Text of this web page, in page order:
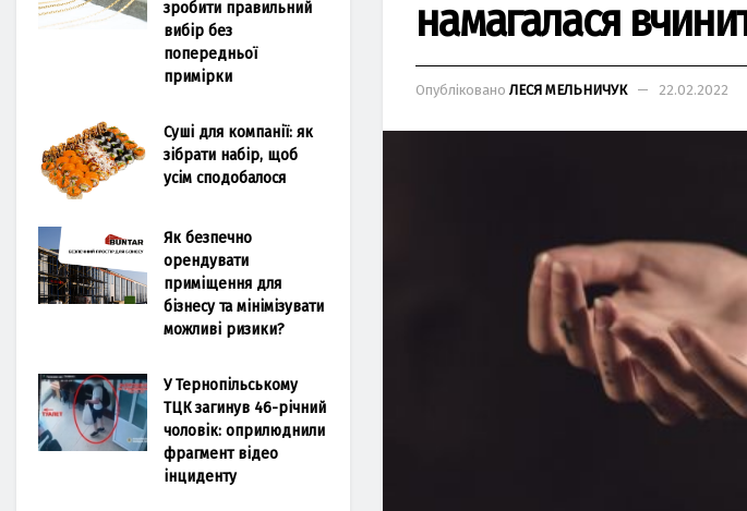
намагалася
Опубліковано ЛЕСЯ МЕЛЬНИЧУК 22.02.2022
зробити правильний
вибір без
попередньої
примірки
Суші для компанії: як
зібрати набір, щоб
усім сподобалося
Як безпечно
орендувати
приміщення для
бізнесу та мінімізувати
можливі ризики?
У Тернопільському
ТЦК загинув 46-річний
чоловік: оприлюднили
фрагмент відео
інциденту